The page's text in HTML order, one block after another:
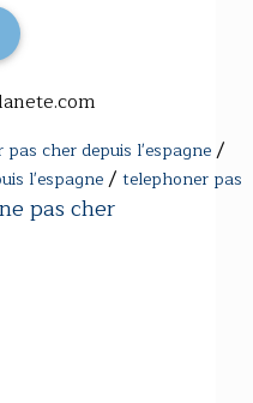
cher depuis l'espagne/
l'espagne/ telephoner pas
pas cher